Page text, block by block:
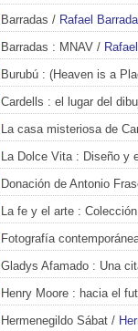
Barradas / Rafael
Barradas : MNAV /
Burubú : (Heaven is a
Cardells : el lugar del
La casa misteriosa de
La Dolce Vita: Diseño y
Donación de Antonio
La fe y el arte :
Fotografía
Gladys Afamado : Una
Henry Moore : hacia el
Hermenegildo Sábat /